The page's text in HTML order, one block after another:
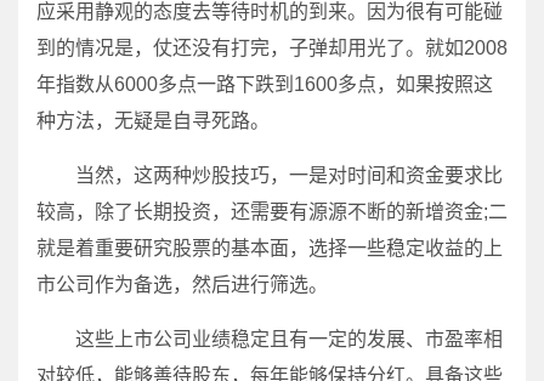
应采用静观的态度去等待时机的到来。因为很有可能碰
到的情况是，仗还没有打完，子弹却用光了。就如2008
年指数从6000多点一路下跌到1600多点，如果按照这
种方法，无疑是自寻死路。
当然，这两种炒股技巧，一是对时间和资金要求比
较高，除了长期投资，还需要有源源不断的新增资金;二
就是着重要研究股票的基本面，选择一些稳定收益的上
市公司作为备选，然后进行筛选。
这些上市公司业绩稳定且有一定的发展、市盈率相
对较低，能够善待股东，每年能够保持分红。具备这些